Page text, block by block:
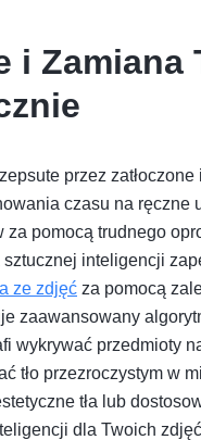
i Zamiana
przez zatłoczone
czasu na ręczne
za pomocą trudnego
inteligencji
ze zdjęć za pomocą
zaawansowany
wykrywać przedmioty
tło przezroczystym w
tła lub
dla Twoich